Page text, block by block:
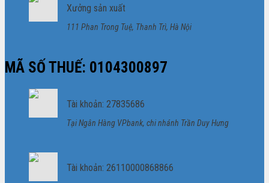
Xưởng sản xuất
111 Phan Trong Tuệ, Thanh Trì, Hà Nội
MÃ SỐ THUẾ: 0104300897
Tài khoản: 27835686
Tại Ngân Hàng VPbank, chi nhánh Trần Duy Hưng
Tài khoản: 26110000868866